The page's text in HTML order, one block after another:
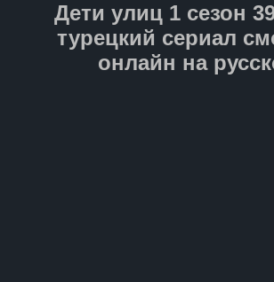
Дети улиц 1 сезон
турецкий сериал
онлайн на